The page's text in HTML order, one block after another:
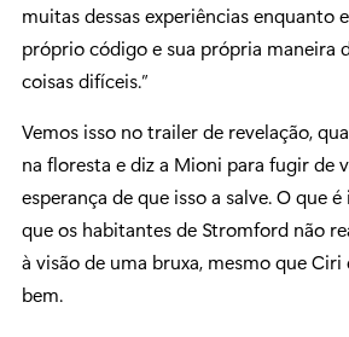
muitas dessas experiências enquanto
próprio código e sua própria maneira
coisas difíceis.”
Vemos isso no trailer de revelação,
na floresta e diz a Mioni para fugir de
esperança de que isso a salve. O que
que os habitantes de Stromford não
à visão de uma bruxa, mesmo que Ciri
bem.